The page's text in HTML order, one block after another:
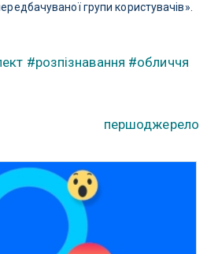
групи користувачів».
#розпізнавання #обличчя
першоджерело